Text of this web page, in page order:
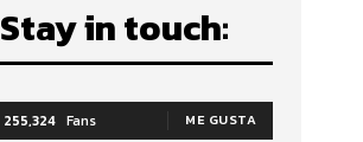
Stay in touch:
255,324 Fans ME GUSTA